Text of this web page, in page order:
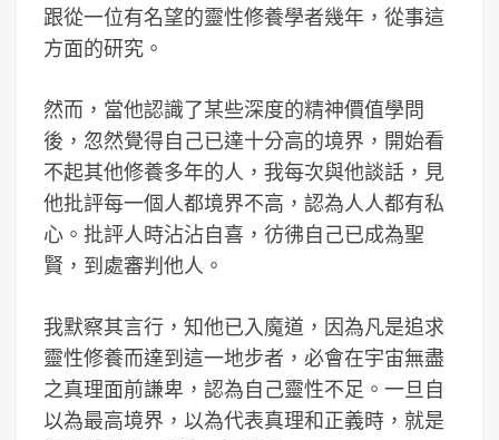
跟從一位有名望的靈性修養學者幾年，從事這
方面的研究。
然而，當他認識了某些深度的精神價值學問
後，忽然覺得自己已達十分高的境界，開始看
不起其他修養多年的人，我每次與他談話，見
他批評每一個人都境界不高，認為人人都有私
心。批評人時沾沾自喜，彷彿自己已成為聖
賢，到處審判他人。
我默察其言行，知他已入魔道，因為凡是追求
靈性修養而達到這一地步者，必會在宇宙無盡
之真理面前謙卑，認為自己靈性不足。一旦自
以為最高境界，以為代表真理和正義時，就是